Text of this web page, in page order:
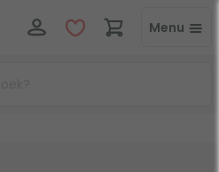
Menu